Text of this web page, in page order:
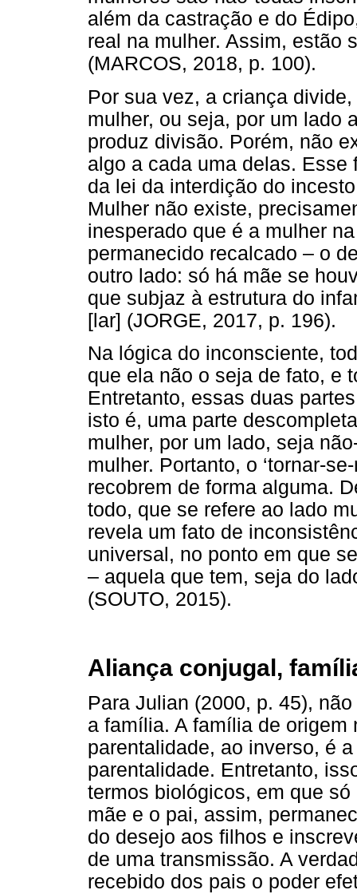
além da castração e do
real na mulher. Assim, estão
(MARCOS, 2018, p. 100).
Por sua vez, a criança
mulher, ou seja, por um lado
produz divisão. Porém, não
algo a cada uma delas. Esse
da lei da interdição do
Mulher não existe,
inesperado que é a mulher
permanecido recalcado – o
outro lado: só há mãe se
que subjaz à estrutura do
[lar] (JORGE, 2017, p. 196).
Na lógica do inconsciente,
que ela não o seja de fato, e
Entretanto, essas duas
isto é, uma parte
mulher, por um lado, seja
mulher. Portanto, o ‘tornar-
recobrem de forma alguma.
todo, que se refere ao lado
revela um fato de
universal, no ponto em que
– aquela que tem, seja do
(SOUTO, 2015).
Aliança conjugal,
Para Julian (2000, p. 45),
a família. A família de origem
parentalidade, ao inverso, é
parentalidade. Entretanto,
termos biológicos, em que
mãe e o pai, assim,
do desejo aos filhos e
de uma transmissão. A
recebido dos pais o poder